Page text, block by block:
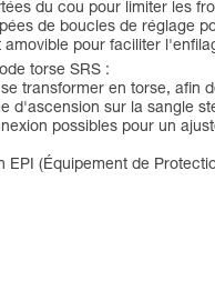
du cou pour limiter les
de boucles de réglage
pour faciliter
torse SRS :
transformer en torse, afin
d'ascension sur la sangle
possibles pour un
EPI (Équipement de